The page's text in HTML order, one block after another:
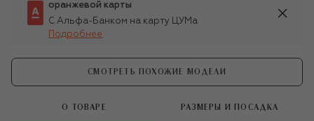
оранжевой карты
С Альфа-Банком на карту ЦУМа
Подробнее
СМОТРЕТЬ ПОХОЖИЕ МОДЕЛИ
О ТОВАРЕ РАЗМЕРЫ И ПОСАДКА